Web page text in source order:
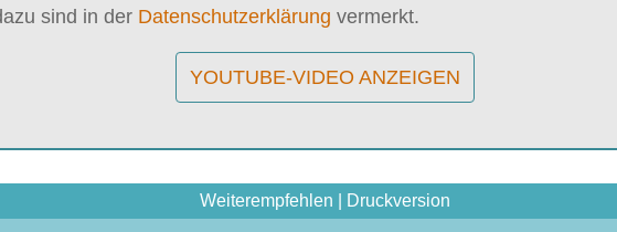
sind in der Datenschutzerklärung vermerkt.
YOUTUBE-VIDEO ANZEIGEN
Weiterempfehlen Druckversion